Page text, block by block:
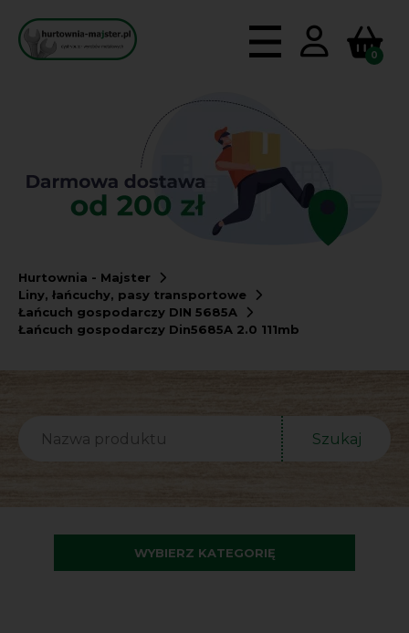
0
Hurtownia - Majster
Liny, łańcuchy, pasy transportowe
Łańcuch gospodarczy DIN 5685A
Łańcuch gospodarczy Din5685A 2.0 111mb
WYBIERZ KATEGORIĘ
Szukaj